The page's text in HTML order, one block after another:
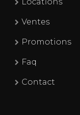
Ventes
Promotions
Faq
Contact